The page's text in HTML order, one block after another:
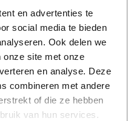
en advertenties te
social media te bieden
Ook delen we
onze site met onze
en analyse. Deze
combineren met andere
of die ze hebben
van hun services.